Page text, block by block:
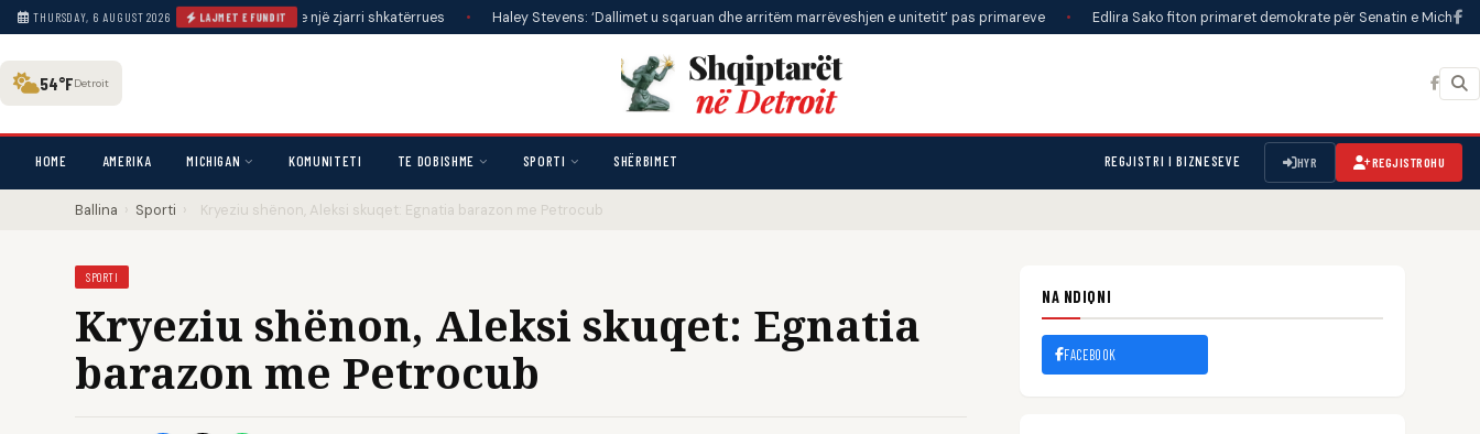
THURSDAY, 6 AUGUST 2026 LAJMET E FUNDIT
se planifikoi për javë ndezjen e një zjarri shkatërrues • Haley Stevens: ‘Dallimet u sqaruan dhe arritëm marrëveshjen e unitetit’ pas primareve • Edlira Sako fiton primaret demokrate për Senatin e Michigan-it •
54°FDetroit
HOME AMERIKA MICHIGAN KOMUNITETI TE DOBISHME SPORTI SHËRBIMET REGJISTRI I BIZNESEVE HYR REGJISTROHU
Ballina › Sporti › Kryeziu shënon, Aleksi skuqet: Egnatia barazon me Petrocub
SPORTI
Kryeziu shënon, Aleksi skuqet: Egnatia
barazon me Petrocub
NA NDIQNI
FACEBOOK